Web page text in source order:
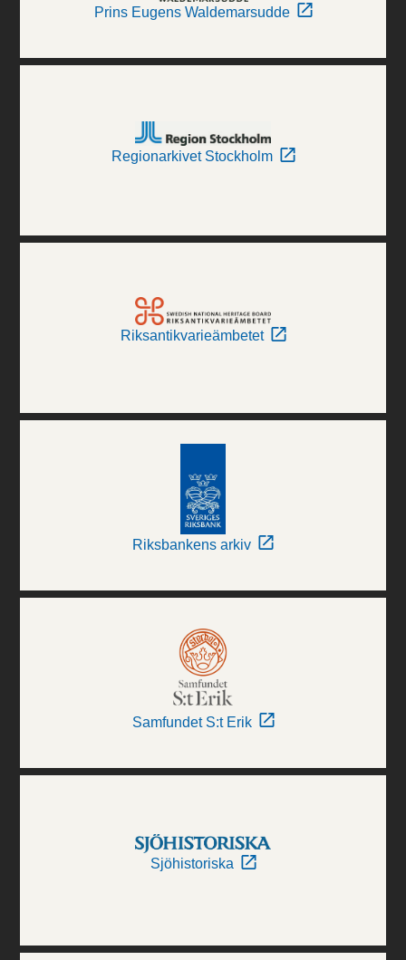
Prins Eugens Waldemarsudde
Regionarkivet Stockholm
Riksantikvarieämbetet
Riksbankens arkiv
Samfundet S:t Erik
Sjöhistoriska